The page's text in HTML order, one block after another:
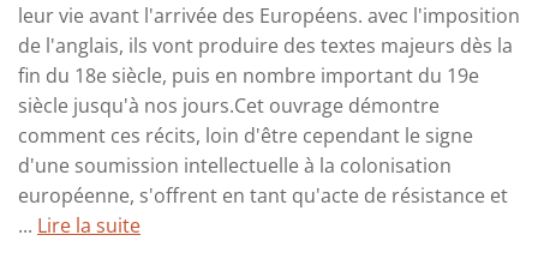
leur vie avant l'arrivée des Européens. avec l'imposition
de l'anglais, ils vont produire des textes majeurs dès la
fin du 18e siècle, puis en nombre important du 19e
siècle jusqu'à nos jours.Cet ouvrage démontre
comment ces récits, loin d'être cependant le signe
d'une soumission intellectuelle à la colonisation
européenne, s'offrent en tant qu'acte de résistance et
... Lire la suite